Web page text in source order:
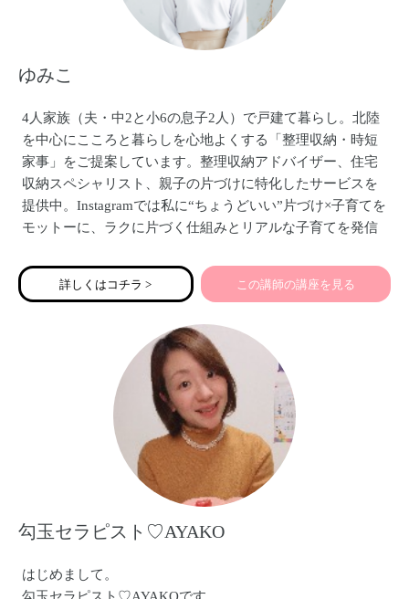
ゆみこ
4人家族（夫・中2と小6の息子2人）で戸建て暮らし。北陸
を中心にこころと暮らしを心地よくする「整理収納・時短
家事」をご提案しています。整理収納アドバイザー、住宅
収納スペシャリスト、親子の片づけに特化したサービスを
提供中。Instagramでは私に“ちょうどいい”片づけ×子育てを
モットーに、ラクに片づく仕組みとリアルな子育てを発信
詳しくはコチラ > この講師の講座を見る
勾玉セラピスト♡AYAKO
はじめまして。